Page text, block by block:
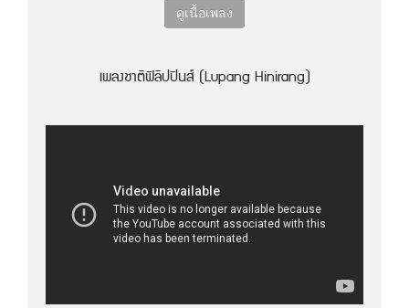
ดูเนื้อเพลง
เพลงชาติฟิลิปปินส์ (Lupang Hinirang)